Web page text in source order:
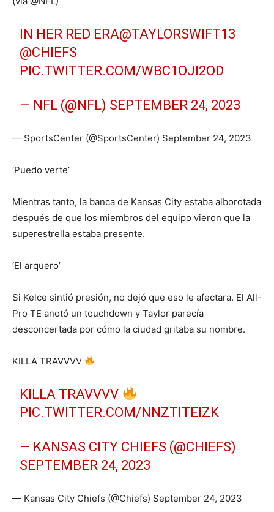
IN HER RED ERA@TAYLORSWIFT13
@CHIEFS
PIC.TWITTER.COM/WBC1OJI2OD
— NFL (@NFL) SEPTEMBER 24, 2023
— SportsCenter (@SportsCenter) September 24, 2023
‘Puedo verte’
Mientras tanto, la banca de Kansas City estaba alborotada
después de que los miembros del equipo vieron que la
superestrella estaba presente.
‘El arquero’
Si Kelce sintió presión, no dejó que eso le afectara. El All-
Pro TE anotó un touchdown y Taylor parecía
desconcertada por cómo la ciudad gritaba su nombre.
KILLA TRAVVVV
KILLA TRAVVVV
PIC.TWITTER.COM/NNZTITEIZK
— KANSAS CITY CHIEFS (@CHIEFS)
SEPTEMBER 24, 2023
— Kansas City Chiefs (@Chiefs) September 24, 2023